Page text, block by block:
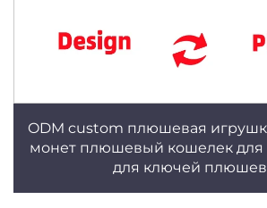
ODM custom плюшевая
монет плюшевый кошелек для
для ключей